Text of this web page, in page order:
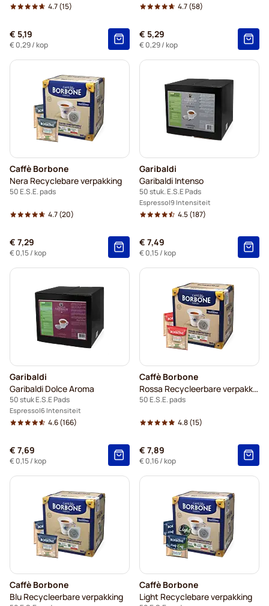
4.7(15)
€ 5,19
€ 0,29/ kop
4.7(58)
€ 5,29
€ 0,29/ kop
Caffè Borbone
Nera Recyclebare verpakking
50 E.S.E. pads
4.7(20)
€ 7,29
€ 0,15/ kop
Garibaldi
Garibaldi Intenso
50 stuk. E.S.E Pads
Espresso 9 Intensiteit
4.5(187)
€ 7,49
€ 0,15/ kop
Garibaldi
Garibaldi Dolce Aroma
50 stuk E.S.E Pads
Espresso 6 Intensiteit
4.6(166)
€ 7,69
€ 0,15/ kop
Caffè Borbone
Rossa Recycleerbare verpakking
50 E.S.E. pads
4.8(15)
€ 7,89
€ 0,16/ kop
Caffè Borbone
Blu Recycleerbare verpakking
Caffè Borbone
Light Recyclebare verpakking